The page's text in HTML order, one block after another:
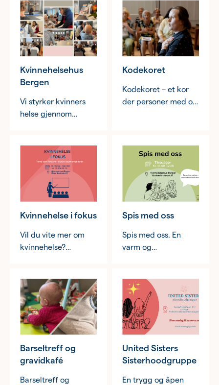
Kvinnehelsehus
Bergen
Vi styrker kvinners
helse gjennom
Kodekoret
Kodekoret – et kor
der personer med og
Kvinnehelse i fokus
Vil du vite mer om
kvinnehelse?
temamøter der vi
setter kvinnehelse i
sentrum og løfter
fram aktuelle
temaer, erfaringer og
ny kunnskap.
Spis med oss
Spis med oss. En
varm og
Barseltreff og
gravidkafé
Barseltreff og
United Sisters
Sisterhoodgruppe
En trygg og åpen